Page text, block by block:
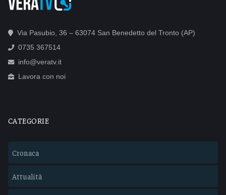
Via Pasubio, 36 – 63074 San Benedetto del Tronto (AP)
0735 367514
info@veratv.it
Lavora con noi
CATEGORIE
Cronaca
Attualità